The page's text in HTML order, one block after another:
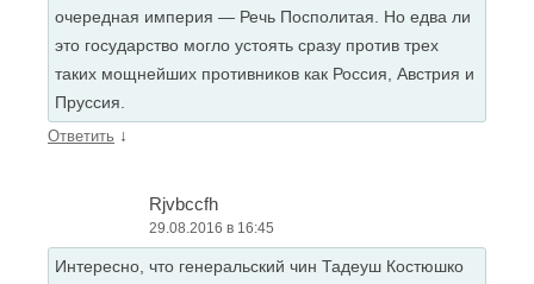
очередная империя — Речь Посполитая. Но едва ли
это государство могло устоять сразу против трех
таких мощнейших противников как Россия, Австрия и
Пруссия.
Ответить ↓
Rjvbccfh
29.08.2016 в 16:45
Интересно, что генеральский чин Тадеуш Костюшко